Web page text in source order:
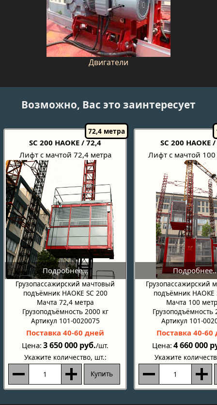
Двигатели
Возможно, Вас это заинтересует
SC 200 HAOKE / 72,4
Лифт с мачтой 72,4 метра
Грузопассажирский мачтовый
подъёмник HAOKE SC 200
Мачта 72,4 метра
Грузоподъёмность 2000 кг
Артикул 101-0020075
Поставка 40-60 дней
Цена 3 650 000 руб./шт.
Укажите количество, шт.:
Купить
SC 200 HAOKE
Лифт с мачтой
Грузопассажирский
подъёмник HAOKE
Мачта 100
Грузоподъёмность
Артикул 101-
Поставка 40-60
Цена 4 660 000
Укажите